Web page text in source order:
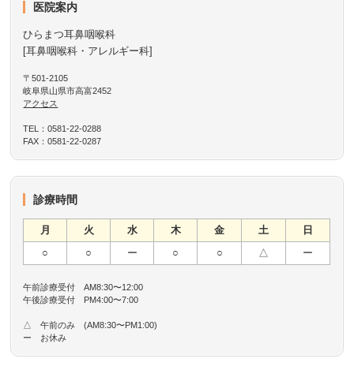
医院案内
ひらまつ耳鼻咽喉科
[耳鼻咽喉科・アレルギー科]
〒501-2105
岐阜県山県市高富2452
アクセス
TEL：0581-22-0288
FAX：0581-22-0287
診療時間
月 火 水 木 金 土
日
○
○ ー ○ ○ △ ー
午前診療受付 AM8:30〜12:00
午後診療受付 PM4:00〜7:00
△ 午前のみ (AM8:30〜PM1:00)
ー お休み